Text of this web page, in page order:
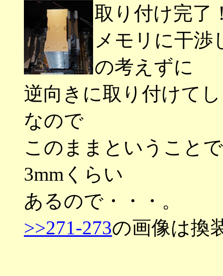
取り付け完了
メモリに干渉
の考えずに
逆向きに取り付けて
なので
このままということ
3mmくらい
あるので・・・。
>>271-273の画像は換